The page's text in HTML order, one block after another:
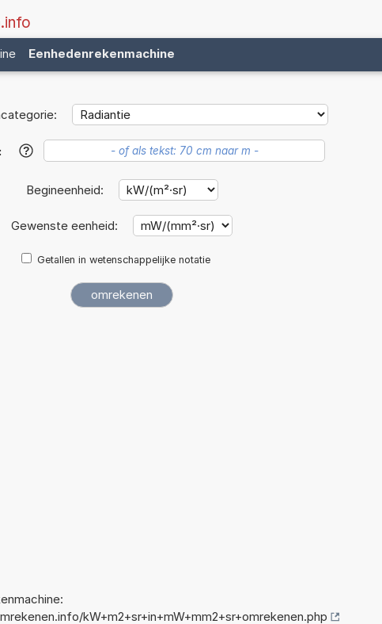
.info
Eenhedenrekenmachine
?
Begineenheid:
Gewenste eenheid:
Getallen in wetenschappelijke notatie
kW+m2+sr+in+mW+mm2+sr+omrekenen.php